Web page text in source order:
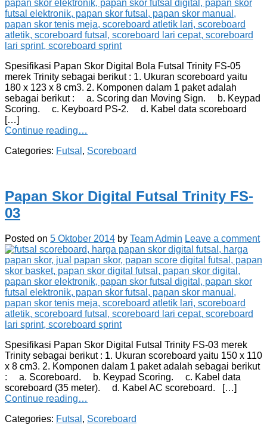
Spesifikasi Papan Skor Digital Bola Futsal Trinity FS-05
merek Trinity sebagai berikut : 1. Ukuran scoreboard yaitu
180 x 123 x 8 cm3. 2. Komponen dalam 1 paket adalah
sebagai berikut : a. Scoring dan Moving Sign. b. Keypad
Scoring. c. Keyboard PS-2. d. Kabel data scoreboard
[…]
Continue reading…
Categories: Futsal , Scoreboard
Papan Skor Digital Futsal Trinity FS-
03
Posted on 5 Oktober 2014 by Team Admin Leave a comment
Spesifikasi Papan Skor Digital Futsal Trinity FS-03 merek
Trinity sebagai berikut : 1. Ukuran scoreboard yaitu 150 x 110
x 8 cm3. 2. Komponen dalam 1 paket adalah sebagai berikut
: a. Scoreboard. b. Keypad Scoring. c. Kabel data
scoreboard (35 meter). d. Kabel AC scoreboard. […]
Continue reading…
Categories: Futsal , Scoreboard